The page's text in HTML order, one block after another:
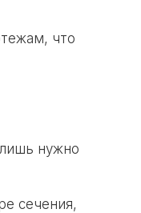
что
нужно
сечения,